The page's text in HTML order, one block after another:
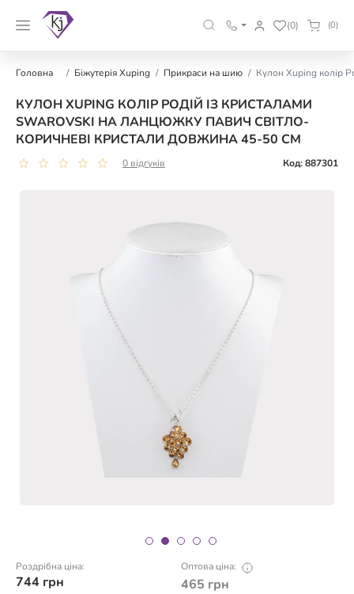
(0) (0)
Головна Біжутерія Xuping Прикраси на шию Кулон Xuping колір
КУЛОН XUPING КОЛІР РОДІЙ ІЗ КРИСТАЛАМИ
SWAROVSKI НА ЛАНЦЮЖКУ ПАВИЧ СВІТЛО-
КОРИЧНЕВІ КРИСТАЛИ ДОВЖИНА 45-50 СМ
0 відгуків Код: 887301
Роздрібна ціна:
744 грн
Оптова ціна:
465 грн